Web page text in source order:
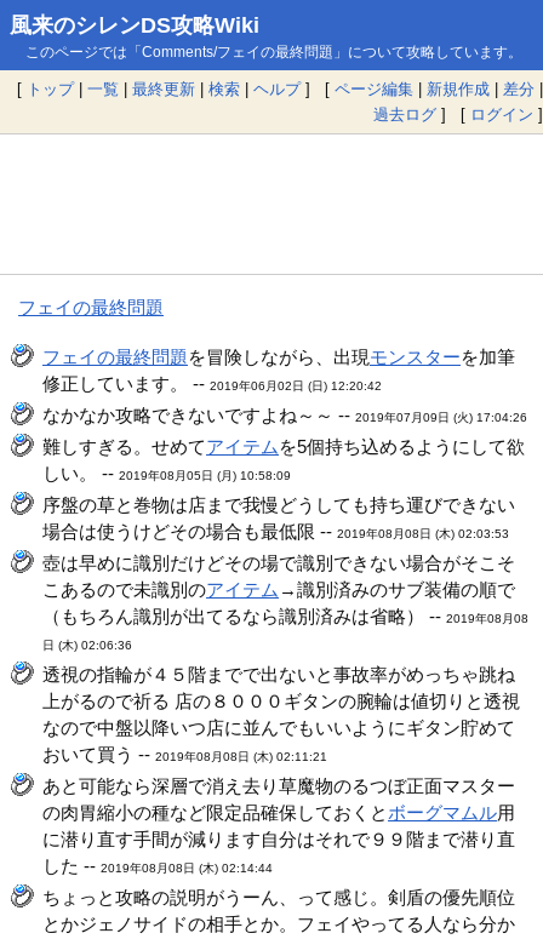
風来のシレンDS攻略Wiki
このページでは「Comments/フェイの最終問題」について攻略しています。
[ トップ| 一覧 | 最終更新 | 検索 | ヘルプ] [ ページ編集 | 新規作成 | 差分 |
過去ログ ] [ ログイン ]
フェイの最終問題
フェイの最終問題 を冒険しながら、出現モンスターを加筆
修正しています。 --2019年06月02日 (日) 12:20:42
なかなか攻略できないですよね～～ --2019年07月09日 (火) 17:04:26
難しすぎる。せめてアイテム を5個持ち込めるようにして欲
しい。 --2019年08月05日 (月) 10:58:09
序盤の草と巻物は店まで我慢どうしても持ち運びできない
場合は使うけどその場合も最低限 --2019年08月08日 (木) 02:03:53
壺は早めに識別だけどその場で識別できない場合がそこそ
こあるので未識別のアイテム →識別済みのサブ装備の順で
（もちろん識別が出てるなら識別済みは省略） --2019年08月08
日 (木) 02:06:36
透視の指輪が４５階までで出ないと事故率がめっちゃ跳ね
上がるので祈る 店の８０００ギタンの腕輪は値切りと透視
なので中盤以降いつ店に並んでもいいようにギタン貯めて
おいて買う --2019年08月08日 (木) 02:11:21
あと可能なら深層で消え去り草魔物のるつぼ正面マスター
の肉胃縮小の種など限定品確保しておくと ボーグマムル用
に潜り直す手間が減ります自分はそれで９９階まで潜り直
した --2019年08月08日 (木) 02:14:44
ちょっと攻略の説明がうーん、って感じ。剣盾の優先順位
とかジェノサイドの相手とか。フェイやってる人なら分か